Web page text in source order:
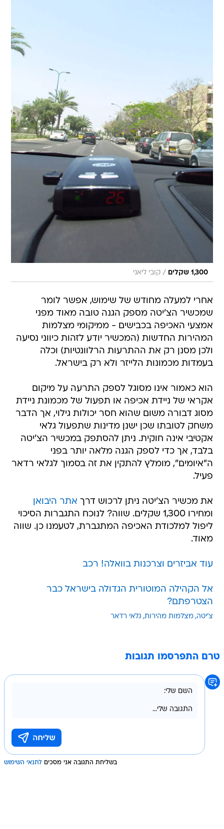
1,300 שקלים / קובי ליאני
אחרי למעלה מחודש של שימוש, אפשר לומר
שמכשיר הצ'יטה מספק הגנה טובה מאוד מפני
אמצעי האכיפה בכבישים - ממיקומי מצלמות
המהירות החדשות (המכשיר יודע לזהות כיווני נסיעה
ולכן מסנן רק את ההתרעות הרלוונטיות) וכלה
בעמדות מכמונות הלייזר ולא רק בישראל.
הוא כאמור אינו מסוגל לספק התרעה על מיקום
אקראי של ניידת אכיפה או תפעול של מכמונת ניידת
מסוג דבורה משום שהוא חסר יכולות גילוי, אך הדבר
משחק לטובתו שכן ישנן מדינות שתפעול גלאי
אקטיבי אינה חוקית. ניתן להסתפק במכשיר הצ'יטה
בלבד, אך כדי לספק הגנה מלאה יותר בפני
ה"איומים", מומלץ להתקין את זה בסמוך לגלאי רדאר
פעיל.
את מכשיר הצ'יטה ניתן לרכוש דרך אתר היבואן
ומחירו 1,300 שקלים. שווה? לנוכח התגברות הסיכוי
ליפול למלכודת האכיפה המתגברת, לטעמנו כן. שווה
מאוד.
עוד אביזרים וצרכנות בוואלה! רכב
אל הקהילה המוטורית הגדולה בישראל כבר
הצטרפתם?
צ'יטה מצלמות מהירות גלאי רדאר
טרם התפרסמו תגובות
בשליחת התגובה אני מסכים לתנאי השימוש